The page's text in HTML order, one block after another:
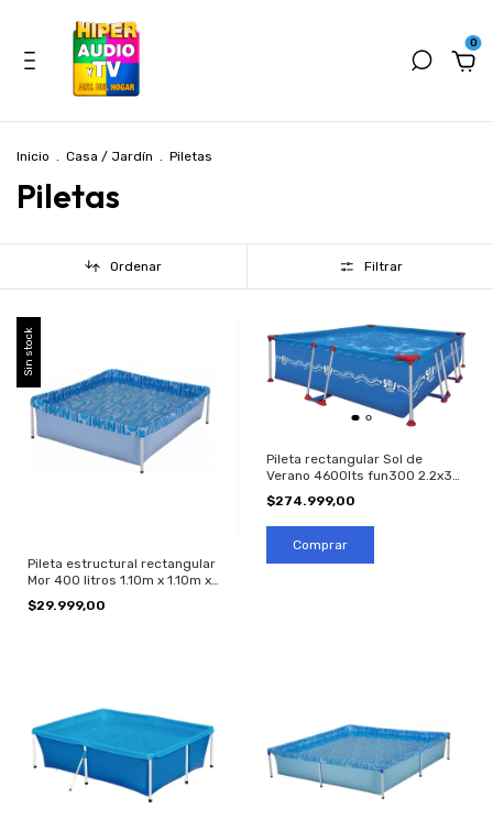
0
Inicio . Casa / Jardín . Piletas
Piletas
Ordenar Filtrar
Sin stock
Pileta estructural rectangular
Mor 400 litros 1.10m x 1.10m x
33cm
$29.999,00
Pileta rectangular Sol de
Verano 4600lts fun300 2.2x3
$274.999,00